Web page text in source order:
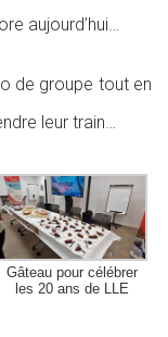
aujourd’hui…
de groupe tout en
leur train…
Gâteau pour célébrer
les 20 ans de LLE